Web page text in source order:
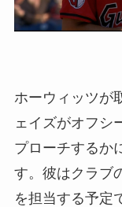
ホーウィッツが
ェイズがオフシ
プローチするか
す。彼はクラブ
を担当する予定